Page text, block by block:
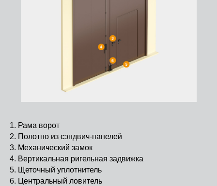
1. Рама ворот
2. Полотно из сэндвич-панелей
3. Механический замок
4. Вертикальная ригельная задвижка
5. Щеточный уплотнитель
6. Центральный ловитель